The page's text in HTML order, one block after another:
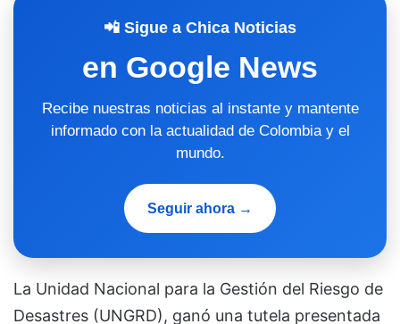
📲 Sigue a Chica Noticias
en Google News
Recibe nuestras noticias al instante y mantente
informado con la actualidad de Colombia y el
mundo.
Seguir ahora →
La Unidad Nacional para la Gestión del Riesgo de
Desastres (UNGRD), ganó una tutela presentada